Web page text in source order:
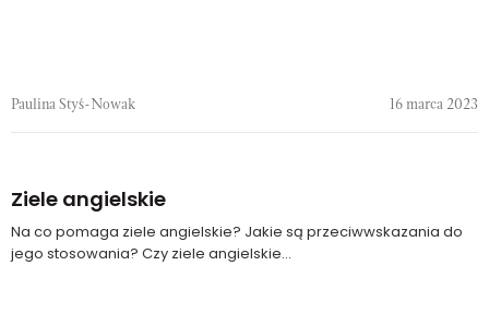
Paulina Styś-Nowak 16 marca 2023
Ziele angielskie
Na co pomaga ziele angielskie? Jakie są przeciwwskazania do
jego stosowania? Czy ziele angielskie...